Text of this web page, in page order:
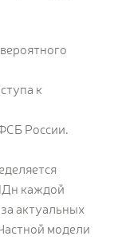
к
России.
каждой
актуальных
модели